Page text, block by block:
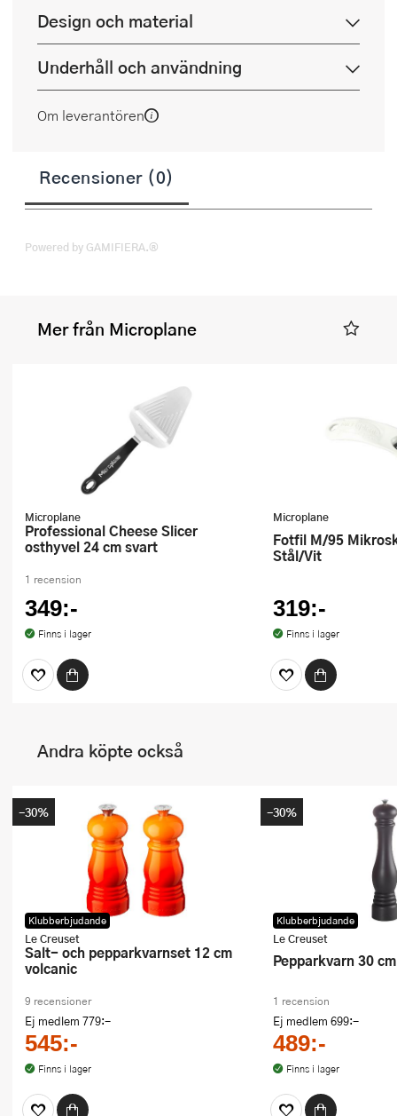
Design och material
Underhåll och användning
Om leverantören
Recensioner (0)
Powered by GAMIFIERA.®
Mer från Microplane
Microplane
Professional Cheese Slicer
osthyvel 24 cm svart
1 recension
349:-
Finns i lager
Microplane
Fotfil M/95 Mikroskuren Kirurgiskt
Stål/Vit
319:-
Finns i lager
Andra köpte också
Klubberbjudande
Le Creuset
Salt- och pepparkvarnset 12 cm
volcanic
9 recensioner
Ej medlem 779:-
545:-
Finns i lager
-30%
Klubberbjudande
Le Creuset
Pepparkvarn 30
1 recension
Ej medlem 699:-
489:-
Finns i lager
-30%